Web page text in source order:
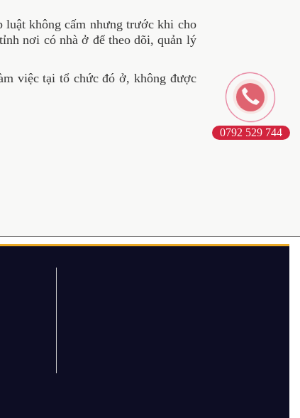
luật không cấm nhưng trước khi cho
nơi có nhà ở để theo dõi, quản lý
việc tại tổ chức đó ở, không được
0792 529 744